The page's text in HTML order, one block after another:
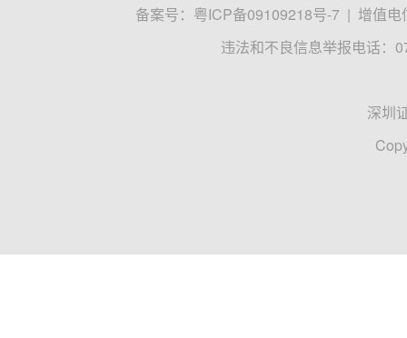
备案号： 粤ICP备09109218号-7 | 增值电
违法和不良信息举报电话：
深圳